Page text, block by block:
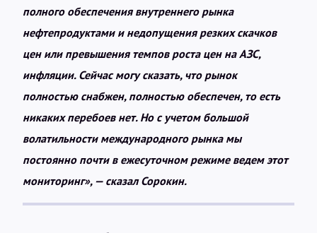
полного обеспечения внутреннего рынка
нефтепродуктами и недопущения резких скачков
цен или превышения темпов роста цен на АЗС,
инфляции. Сейчас могу сказать, что рынок
полностью снабжен, полностью обеспечен, то есть
никаких перебоев нет. Но с учетом большой
волатильности международного рынка мы
постоянно почти в ежесуточном режиме ведем этот
мониторинг», — сказал Сорокин.